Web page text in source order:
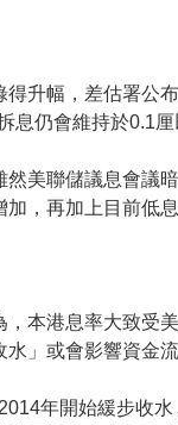
升幅，差估署公
息仍會維持於0.1
美聯儲議息會議
，再加上目前低
本港息率大致受
」或會影響資金
年開始緩步收